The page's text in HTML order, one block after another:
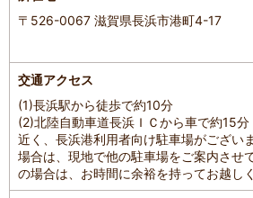
〒526-0067 滋賀県長浜市港町4-17
交通アクセス
(1)長浜駅から徒歩で約10分
(2)北陸自動車道長浜ＩＣから車で約15
近く、長浜港利用者向け駐車場がござい
場合は、現地で他の駐車場をご案内させ
の場合は、お時間に余裕を持ってお越し